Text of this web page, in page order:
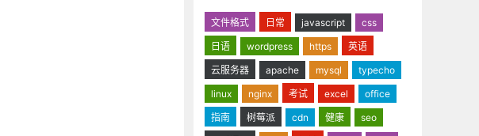
文件格式 日常 javascript
css
日语
wordpress https
英语
云服务器
apache mysql
typecho
linux
nginx 考试 excel
office
指南
树莓派 cdn 健康
seo